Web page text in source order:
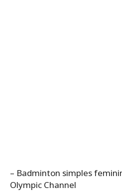
– Badminton simples
Olympic Channel